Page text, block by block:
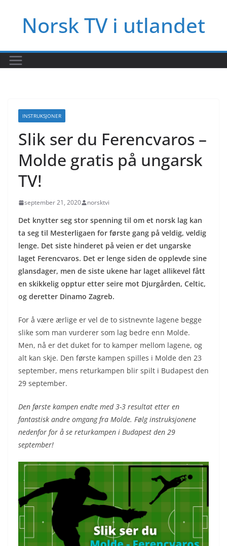
innholdetNorsk TV i utlandet
INSTRUKSJONER
Slik ser du Ferencvaros –
Molde gratis på ungarsk
TV!
september 21, 2020 norsktvi
Det knytter seg stor spenning til om et norsk lag kan
ta seg til Mesterligaen for første gang på veldig, veldig
lenge. Det siste hinderet på veien er det ungarske
laget Ferencvaros. Det er lenge siden de opplevde sine
glansdager, men de siste ukene har laget allikevel fått
en skikkelig opptur etter seire mot Djurgården, Celtic,
og deretter Dinamo Zagreb.
For å være ærlige er vel de to sistnevnte lagene begge
slike som man vurderer som lag bedre enn Molde.
Men, nå er det duket for to kamper mellom lagene, og
alt kan skje. Den første kampen spilles i Molde den 23
september, mens returkampen blir spilt i Budapest den
29 september.
Den første kampen endte med 3-3 resultat etter en
fantastisk andre omgang fra Molde. Følg instruksjonene
nedenfor for å se returkampen i Budapest den 29
september!